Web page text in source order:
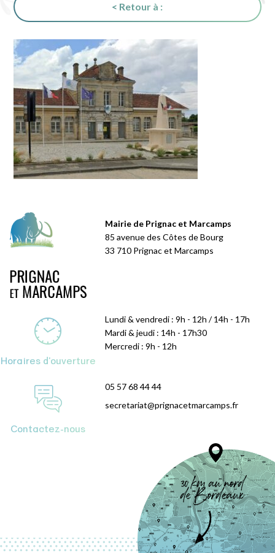
< Retour à :
Mairie de Prignac et Marcamps
85 avenue des Côtes de Bourg
33 710 Prignac et Marcamps
Horaires d'ouverture
Lundi & vendredi : 9h - 12h / 14h - 17h
Mardi & jeudi : 14h - 17h30
Mercredi : 9h - 12h
Contactez-nous
05 57 68 44 44
secretariat@prignacetmarcamps.fr